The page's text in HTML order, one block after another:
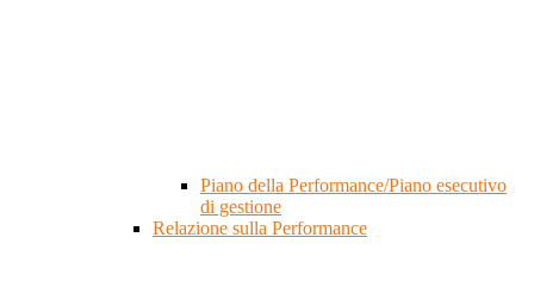
Piano della Performance/Piano esecutivo
di gestione
Relazione sulla Performance